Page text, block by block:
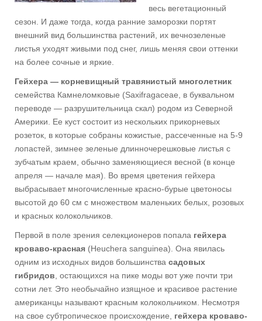
весь вегетационный
сезон. И даже тогда, когда ранние заморозки портят
внешний вид большинства растений, их вечнозеленые
листья уходят живыми под снег, лишь меняя свои оттенки
на более сочные и яркие.
Гейхера — корневищный травянистый многолетник
семейства Камнеломковые (Saxifragaceae, в буквальном
переводе — разрушительница скал) родом из Северной
Америки. Ее куст состоит из нескольких прикорневых
розеток, в которые собраны кожистые, рассеченные на 5-9
лопастей, зимнее зеленые длинночерешковые листья с
зубчатым краем, обычно заменяющиеся весной (в конце
апреля — начале мая). Во время цветения гейхера
выбрасывает многочисленные красно-бурые цветоносы
высотой до 60 см с множеством маленьких белых, розовых
и красных колокольчиков.
Первой в поле зрения селекционеров попала гейхера
кроваво-красная (Heuchera sanguinea). Она явилась
одним из исходных видов большинства садовых
гибридов , остающихся на пике моды вот уже почти три
сотни лет. Это необычайно изящное и красивое растение
американцы называют красным колокольчиком. Несмотря
на свое субтропическое происхождение, гейхера кроваво-